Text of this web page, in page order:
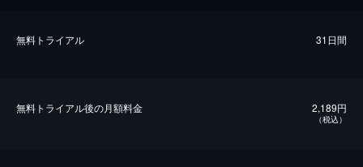
無料トライアル 31日間
無料トライアル後の⽉額料金 2,189円
（税込）